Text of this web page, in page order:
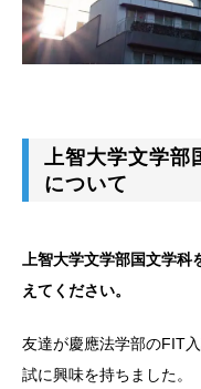
上智大学文学
について
上智大学文学部国文学科
えてください。
友達が慶應法学部のFIT
試に興味を持ちました。